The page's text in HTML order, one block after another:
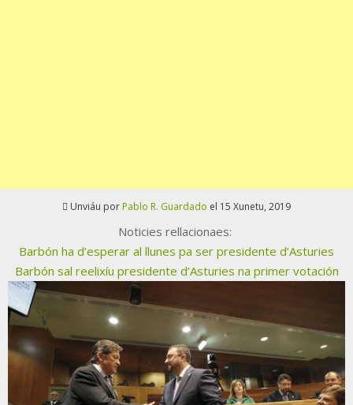
Unviáu por Pablo R. Guardado el 15 Xunetu, 2019
Noticies rellacionaes:
Barbón ha d’esperar al llunes pa ser presidente d’Asturies
Barbón sal reelixíu presidente d’Asturies na primer votación